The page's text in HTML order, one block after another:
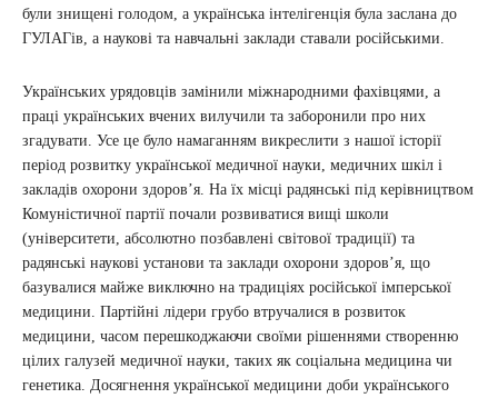
були знищені голодом, а українська інтелігенція була заслана до
ГУЛАГів, а наукові та навчальні заклади ставали російськими.
Українських урядовців замінили міжнародними фахівцями, а
праці українських вчених вилучили та заборонили про них
згадувати. Усе це було намаганням викреслити з нашої історії
період розвитку української медичної науки, медичних шкіл і
закладів охорони здоров’я. На їх місці радянські під керівництвом
Комуністичної партії почали розвиватися вищі школи
(університети, абсолютно позбавлені світової традиції) та
радянські наукові установи та заклади охорони здоров’я, що
базувалися майже виключно на традиціях російської імперської
медицини. Партійні лідери грубо втручалися в розвиток
медицини, часом перешкоджаючи своїми рішеннями створенню
цілих галузей медичної науки, таких як соціальна медицина чи
генетика. Досягнення української медицини доби українського